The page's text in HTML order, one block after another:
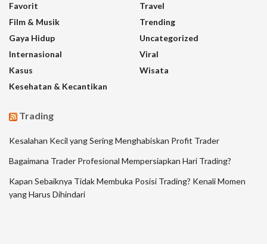
Favorit
Film & Musik
Gaya Hidup
Internasional
Kasus
Kesehatan & Kecantikan
Travel
Trending
Uncategorized
Viral
Wisata
Trading
Kesalahan Kecil yang Sering Menghabiskan Profit Trader
Bagaimana Trader Profesional Mempersiapkan Hari Trading?
Kapan Sebaiknya Tidak Membuka Posisi Trading? Kenali Momen
yang Harus Dihindari